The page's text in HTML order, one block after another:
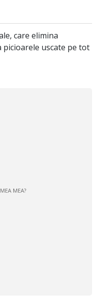
care elimina
picioarele uscate pe tot
MEA?